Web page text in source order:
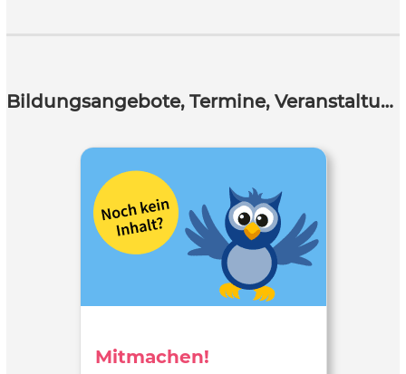
Bildungsangebote, Termine, Veranstaltungen
Mitmachen!